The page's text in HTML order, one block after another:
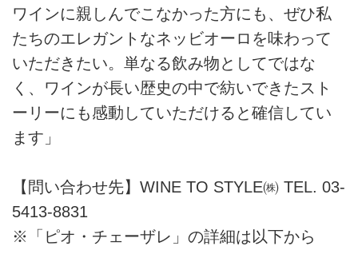
ワインに親しんでこなかった方にも、ぜひ私
たちのエレガントなネッビオーロを味わって
いただきたい。単なる飲み物としてではな
く、ワインが長い歴史の中で紡いできたスト
ーリーにも感動していただけると確信してい
ます」
【問い合わせ先】WINE TO STYLE㈱ TEL. 03-
5413-8831
※「ピオ・チェーザレ」の詳細は以下から